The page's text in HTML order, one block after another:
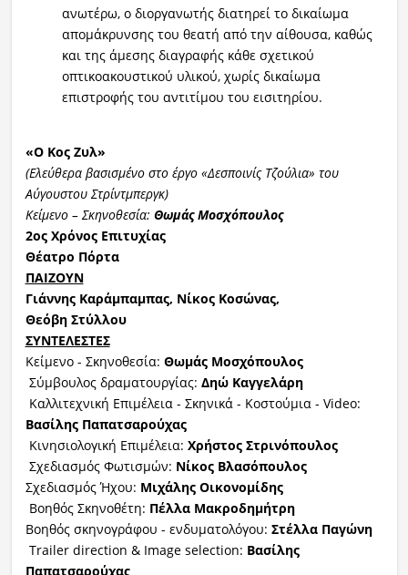
ανωτέρω, ο διοργανωτής διατηρεί το δικαίωμα
απομάκρυνσης του θεατή από την αίθουσα, καθώς
και της άμεσης διαγραφής κάθε σχετικού
οπτικοακουστικού υλικού, χωρίς δικαίωμα
επιστροφής του αντιτίμου του εισιτηρίου.
«Ο Κος Ζυλ»
(Ελεύθερα βασισμένο στο έργο «Δεσποινίς Τζούλια» του
Αύγουστου Στρίντμπεργκ)
Κείμενο – Σκηνοθεσία: Θωμάς Μοσχόπουλος
2ος Χρόνος Επιτυχίας
Θέατρο Πόρτα
ΠΑΙΖΟΥΝ
Γιάννης Καράμπαμπας, Νίκος Κοσώνας,
Θεόβη Στύλλου
ΣΥΝΤΕΛΕΣΤΕΣ
Κείμενο - Σκηνοθεσία: Θωμάς Μοσχόπουλος
Σύμβουλος δραματουργίας: Δηώ Καγγελάρη
Καλλιτεχνική Επιμέλεια - Σκηνικά - Κοστούμια - Video:
Βασίλης Παπατσαρούχας
Κινησιολογική Επιμέλεια: Χρήστος Στρινόπουλος
Σχεδιασμός Φωτισμών: Νίκος Βλασόπουλος
Σχεδιασμός Ήχου: Μιχάλης Οικονομίδης
Βοηθός Σκηνοθέτη: Πέλλα Μακροδημήτρη
Βοηθός σκηνογράφου - ενδυματολόγου: Στέλλα Παγώνη
Trailer direction & Image selection: Βασίλης
Παπατσαρούχας